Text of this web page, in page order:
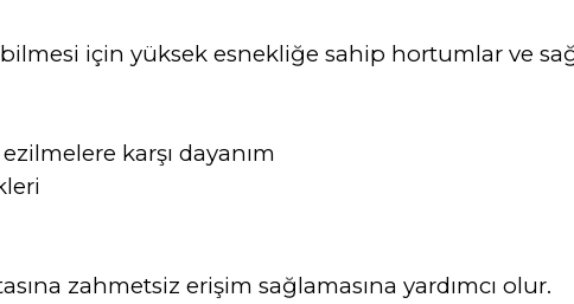
için yüksek esnekliğe sahip hortumlar ve
karşı dayanım
zahmetsiz erişim sağlamasına yardımcı olur.